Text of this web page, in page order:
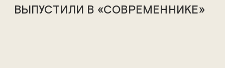
ВЫПУСТИЛИ В «СОВРЕМЕННИКЕ»